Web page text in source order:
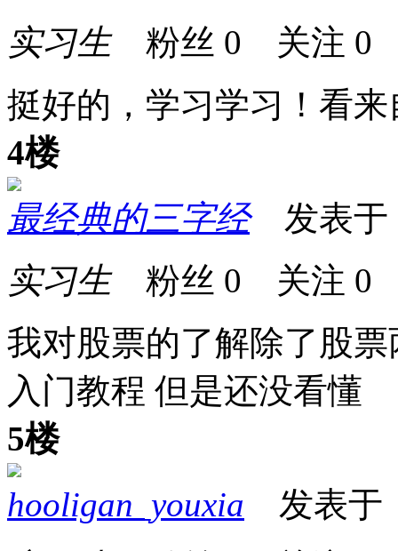
实习生粉丝 0 关注 0
挺好的，学习学习！看
4楼
最经典的三字经发表于
实习生粉丝 0 关注 0
我对股票的了解除了股
入门教程 但是还没看懂
5楼
hooligan_youxia 发表于